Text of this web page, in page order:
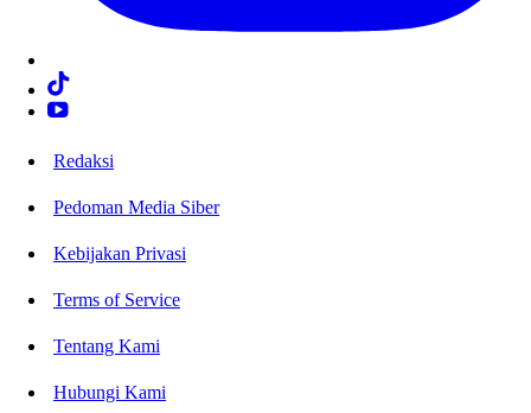
Redaksi
Pedoman Media Siber
Kebijakan Privasi
Terms of Service
Tentang Kami
Hubungi Kami